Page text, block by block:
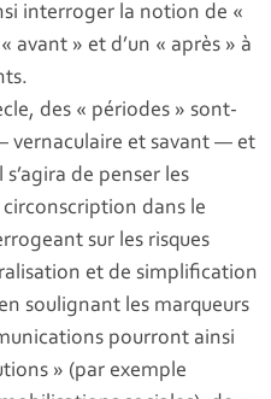
interroger la notion de «
avant » et d’un « après » à
des « périodes » sont-
vernaculaire et savant — et
de penser les
dans le
sur les risques
et de simplification
soulignant les marqueurs
pourront ainsi
» (par exemple